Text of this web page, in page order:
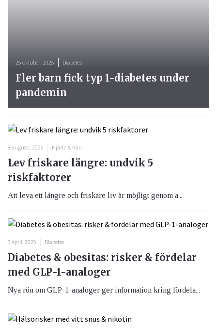
25 oktober, 2025 Diabetes
Fler barn fick typ 1-diabetes under
pandemin
8 augusti, 2025 Hjärta & Kärl
Lev friskare längre: undvik 5
riskfaktorer
Att leva ett längre och friskare liv är möjligt genom a...
3 april, 2025 Diabetes
Diabetes & obesitas: risker & fördelar
med GLP-1-analoger
Nya rön om GLP-1-analoger ger information kring fördela...